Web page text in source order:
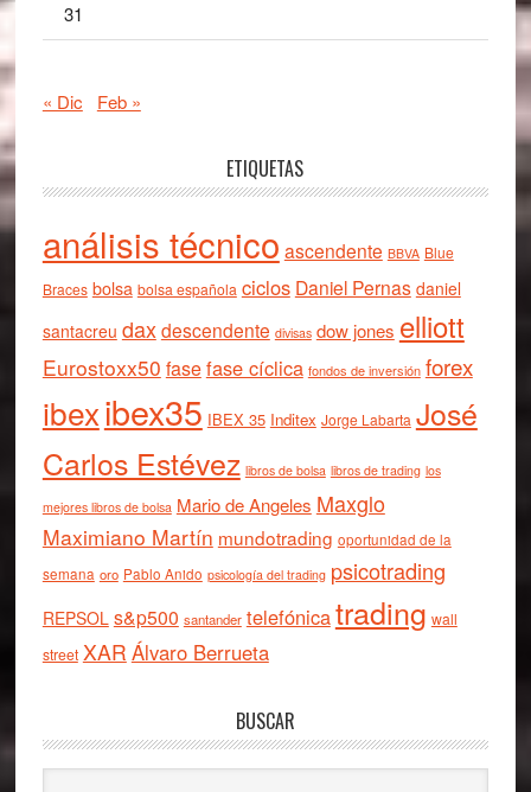
31
« Dic Feb »
ETIQUETAS
análisis técnico ascendente BBVA Blue
Braces bolsa bolsa española ciclos Daniel Pernas daniel
santacreu daxdescendente divisas dow jones elliott
Eurostoxx50 fasefase cíclica fondos de inversión forex
ibexibex35 IBEX 35 Inditex Jorge Labarta José
Carlos Estévez libros de bolsa libros de trading los
mejores libros de bolsa Mario de Angeles Maxglo
Maximiano Martín mundotrading oportunidad de la
semana oro Pablo Anido psicología del trading psicotrading
REPSOL s&p500 santander telefónicatrading wall
street XAR Álvaro Berrueta
BUSCAR